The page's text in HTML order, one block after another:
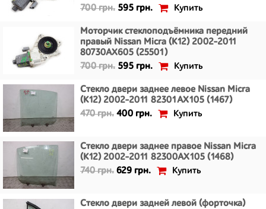
700 грн. 595 грн. Купить
Моторчик стеклоподъёмника передний
правый Nissan Micra (K12) 2002-2011
80730AX605 (25501)
700 грн. 595 грн. Купить
Стекло двери заднее левое Nissan Micra
(K12) 2002-2011 82301AX105 (1467)
470 грн. 400 грн. Купить
Стекло двери заднее правое Nissan Micra
(K12) 2002-2011 82300AX105 (1468)
740 грн. 629 грн. Купить
Стекло двери задней левой (форточка)